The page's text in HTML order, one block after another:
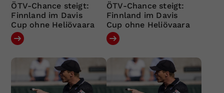
ÖTV-Chance steigt:
Finnland im Davis
Cup ohne Heliövaara
ÖTV-Chance steigt:
Finnland im Davis
Cup ohne Heliövaara